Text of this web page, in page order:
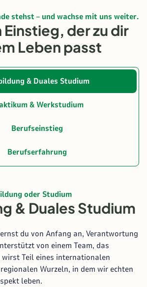
stehst – und wachse mit uns weiter.
Einstieg, der zu dir
Leben passt
& Duales Studium
& Werkstudium
Berufseinstieg
Berufserfahrung
oder Studium
& Duales Studium
du von Anfang an, Verantwortung
von einem Team, das
Teil eines internationalen
Wurzeln, in dem wir echten
leben.